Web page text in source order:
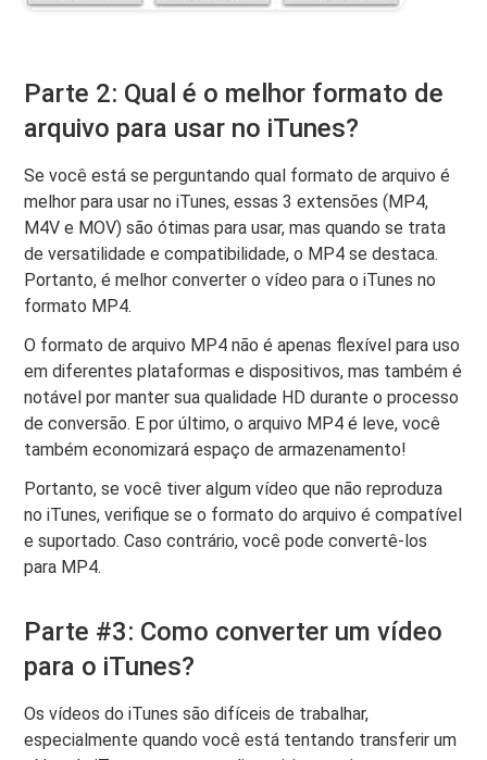
Parte 2: Qual é o melhor formato de
arquivo para usar no iTunes?
Se você está se perguntando qual formato de arquivo é
melhor para usar no iTunes, essas 3 extensões (MP4,
M4V e MOV) são ótimas para usar, mas quando se trata
de versatilidade e compatibilidade, o MP4 se destaca.
Portanto, é melhor converter o vídeo para o iTunes no
formato MP4.
O formato de arquivo MP4 não é apenas flexível para uso
em diferentes plataformas e dispositivos, mas também é
notável por manter sua qualidade HD durante o processo
de conversão. E por último, o arquivo MP4 é leve, você
também economizará espaço de armazenamento!
Portanto, se você tiver algum vídeo que não reproduza
no iTunes, verifique se o formato do arquivo é compatível
e suportado. Caso contrário, você pode convertê-los
para MP4.
Parte #3: Como converter um vídeo
para o iTunes?
Os vídeos do iTunes são difíceis de trabalhar,
especialmente quando você está tentando transferir um